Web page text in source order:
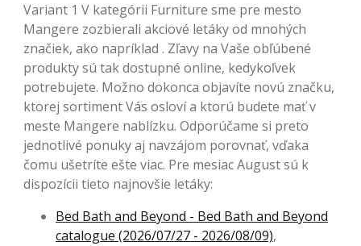
Variant 1 V kategórii Furniture sme pre mesto
Mangere zozbierali akciové letáky od mnohých
značiek, ako napríklad . Zľavy na Vaše obľúbené
produkty sú tak dostupné online, kedykoľvek
potrebujete. Možno dokonca objavíte novú značku,
ktorej sortiment Vás osloví a ktorú budete mať v
meste Mangere nablízku. Odporúčame si preto
jednotlivé ponuky aj navzájom porovnať, vďaka
čomu ušetríte ešte viac. Pre mesiac August sú k
dispozícii tieto najnovšie letáky:
Bed Bath and Beyond - Bed Bath and Beyond
catalogue (2026/07/27 - 2026/08/09),